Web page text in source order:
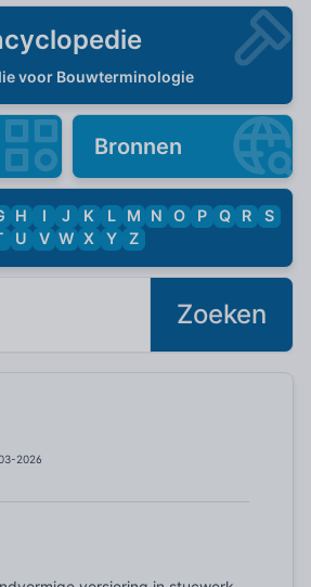
voor Bouwterminologie
Bronnen
H I J K L M N O P Q R
S
U V W X Y Z
Zoeken
2026